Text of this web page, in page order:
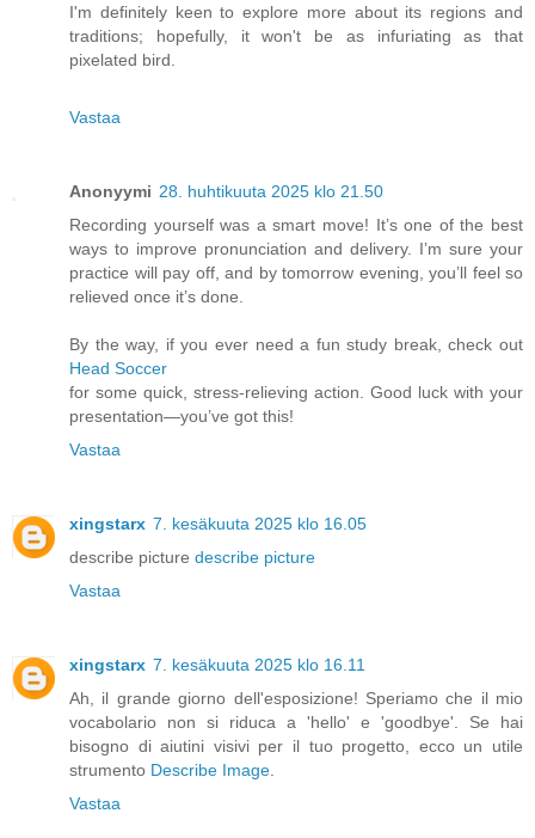
I'm definitely keen to explore more about its regions and
traditions; hopefully, it won't be as infuriating as that
pixelated bird.
Vastaa
Anonyymi 28. huhtikuuta 2025 klo 21.50
Recording yourself was a smart move! It’s one of the best
ways to improve pronunciation and delivery. I’m sure your
practice will pay off, and by tomorrow evening, you’ll feel so
relieved once it’s done.
By the way, if you ever need a fun study break, check out
Head Soccer
for some quick, stress-relieving action. Good luck with your
presentation—you’ve got this!
Vastaa
xingstarx 7. kesäkuuta 2025 klo 16.05
describe picture describe picture
Vastaa
xingstarx 7. kesäkuuta 2025 klo 16.11
Ah, il grande giorno dell'esposizione! Speriamo che il mio
vocabolario non si riduca a 'hello' e 'goodbye'. Se hai
bisogno di aiutini visivi per il tuo progetto, ecco un utile
strumento Describe Image
Vastaa